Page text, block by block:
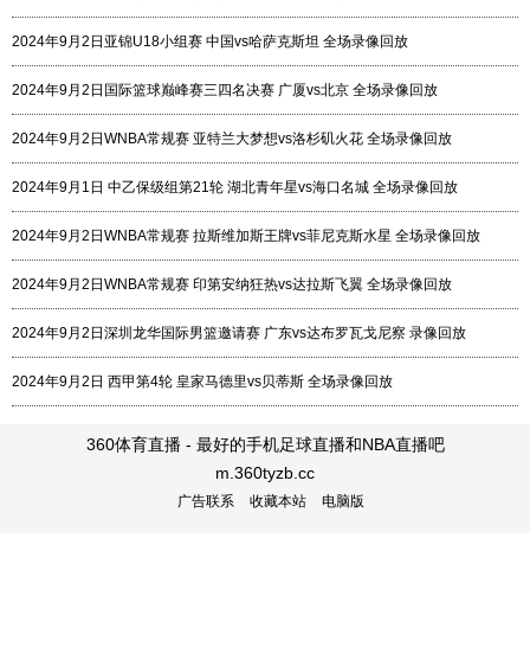
2024年9月2日亚锦U18小组赛 中国vs哈萨克斯坦 全场录像回放
2024年9月2日国际篮球巅峰赛三四名决赛 广厦vs北京 全场录像回放
2024年9月2日WNBA常规赛 亚特兰大梦想vs洛杉矶火花 全场录像回放
2024年9月1日 中乙保级组第21轮 湖北青年星vs海口名城 全场录像回放
2024年9月2日WNBA常规赛 拉斯维加斯王牌vs菲尼克斯水星 全场录像回放
2024年9月2日WNBA常规赛 印第安纳狂热vs达拉斯飞翼 全场录像回放
2024年9月2日深圳龙华国际男篮邀请赛 广东vs达布罗瓦戈尼察 录像回放
2024年9月2日 西甲第4轮 皇家马德里vs贝蒂斯 全场录像回放
360体育直播 - 最好的手机足球直播和NBA直播吧
m.360tyzb.cc
广告联系 收藏本站 电脑版